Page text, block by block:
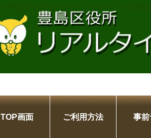
TOP画面 ご利用方法 事